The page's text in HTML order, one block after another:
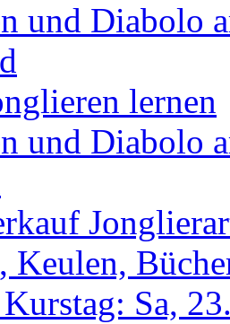
und Diabolo
lernen
und Diabolo
Keulen,
Sa,